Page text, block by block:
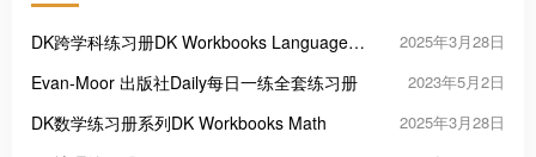
DK跨学科练习册DK Workbooks Language
2025年3月28日
Evan-Moor 出版社Daily每日一练全套练习册 2023年5月2日
DK数学练习册系列DK Workbooks Math 2025年3月28日